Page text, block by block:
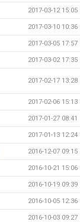
2017-03-12 15:05
2017-03-10 10:36
2017-03-05 17:57
2017-03-02 17:35
2017-02-17 13:28
2017-02-06 15:13
2017-01-27 08:41
2017-01-13 12:24
2016-12-07 09:15
2016-10-21 15:06
2016-10-19 09:39
2016-10-05 12:36
2016-10-03 09:27